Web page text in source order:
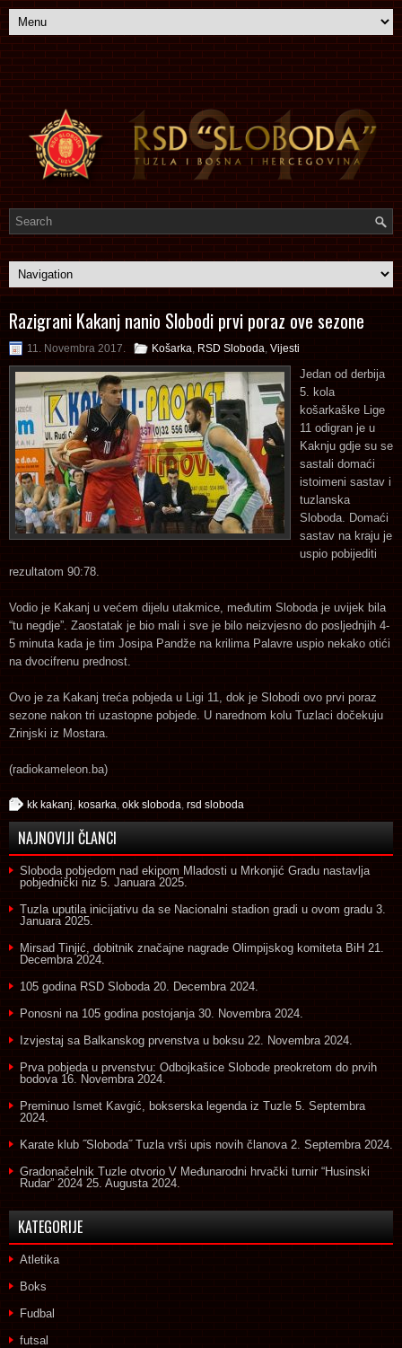
Razigrani Kakanj nanio Slobodi prvi poraz ove sezone
11. Novembra 2017. Košarka RSD Sloboda Vijesti
Jedan od derbija
5. kola
košarkaške Lige
11 odigran je u
Kaknju gdje su se
sastali domaći
istoimeni sastav i
tuzlanska
Sloboda. Domaći
sastav na kraju je
uspio pobijediti
rezultatom 90:78.
Vodio je Kakanj u većem dijelu utakmice, međutim Sloboda je uvijek bila
“tu negdje”. Zaostatak je bio mali i sve je bilo neizvjesno do posljednjih 4-
5 minuta kada je tim Josipa Pandže na krilima Palavre uspio nekako otići
na dvocifrenu prednost.
Ovo je za Kakanj treća pobjeda u Ligi 11, dok je Slobodi ovo prvi poraz
sezone nakon tri uzastopne pobjede. U narednom kolu Tuzlaci dočekuju
Zrinjski iz Mostara.
(radiokameleon.ba)
kk kakanj kosarka okk sloboda rsd sloboda
NAJNOVIJI ČLANCI
Sloboda pobjedom nad ekipom Mladosti u Mrkonjić Gradu nastavlja
pobjednički niz 5. Januara 2025.
Tuzla uputila inicijativu da se Nacionalni stadion gradi u ovom gradu 3.
Januara 2025.
Mirsad Tinjić, dobitnik značajne nagrade Olimpijskog komiteta BiH 21.
Decembra 2024.
105 godina RSD Sloboda 20. Decembra 2024.
Ponosni na 105 godina postojanja 30. Novembra 2024.
Izvjestaj sa Balkanskog prvenstva u boksu 22. Novembra 2024.
Prva pobjeda u prvenstvu: Odbojkašice Slobode preokretom do prvih
bodova 16. Novembra 2024.
Preminuo Ismet Kavgić, bokserska legenda iz Tuzle 5. Septembra
2024.
Karate klub ˝Sloboda˝ Tuzla vrši upis novih članova 2. Septembra 2024.
Gradonačelnik Tuzle otvorio V Međunarodni hrvački turnir “Husinski
Rudar” 2024 25. Augusta 2024.
KATEGORIJE
Atletika
Boks
Fudbal
futsal